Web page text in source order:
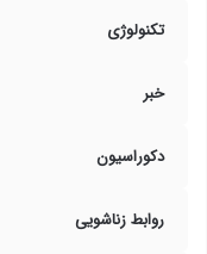
تکنولوژی
خبر
دکوراسیون
روابط زناشویی